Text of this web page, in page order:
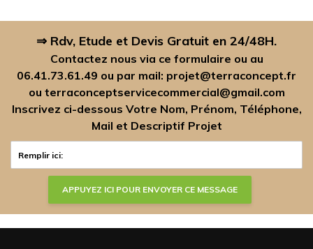
⇒ Rdv, Etude et Devis Gratuit en 24/48H.
Contactez nous via ce formulaire ou au
06.41.73.61.49 ou par mail: projet@terraconcept.fr
ou terraconceptservicecommercial@gmail.com
Inscrivez ci-dessous Votre Nom, Prénom, Téléphone,
Mail et Descriptif Projet